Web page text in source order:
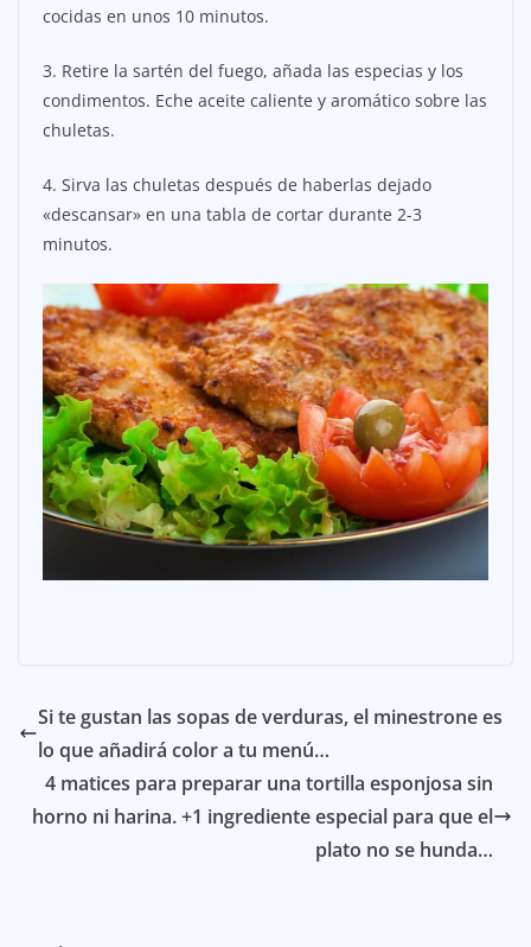
cocidas en unos 10 minutos.
3. Retire la sartén del fuego, añada las especias y los
condimentos. Eche aceite caliente y aromático sobre las
chuletas.
4. Sirva las chuletas después de haberlas dejado
«descansar» en una tabla de cortar durante 2-3
minutos.
Si te gustan las sopas de verduras, el minestrone es
lo que añadirá color a tu menú…
4 matices para preparar una tortilla esponjosa sin
horno ni harina. +1 ingrediente especial para que el
plato no se hunda…